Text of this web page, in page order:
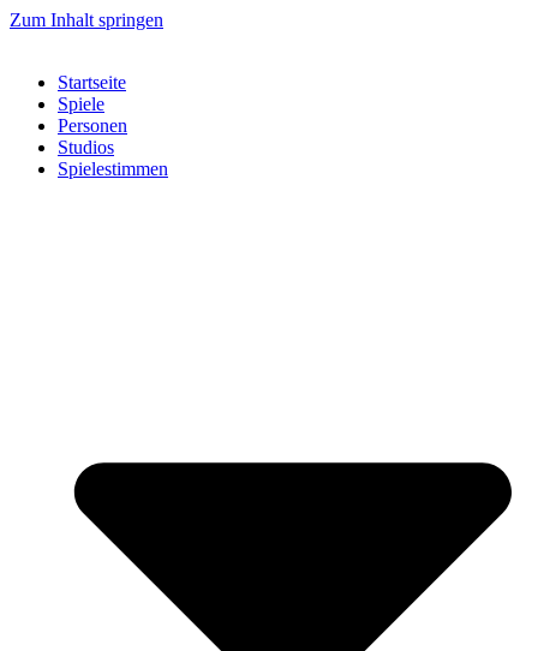
Zum Inhalt springen
Startseite
Spiele
Personen
Studios
Spielestimmen